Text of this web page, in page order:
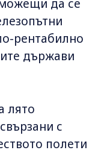
да се
рентабилно
държави
лято
с
полети